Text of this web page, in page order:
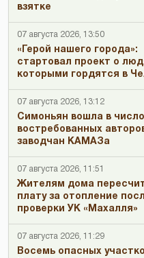
взятке
07 августа 2026, 13:50
«Герой нашего города»:
стартовал проект о
которыми гордятся в
07 августа 2026, 13:12
Симоньян вошла в
востребованных
заводчан КАМАЗа
07 августа 2026, 11:51
Жителям дома
плату за отопление
проверки УК «Махалля»
07 августа 2026, 11:29
Восемь опасных